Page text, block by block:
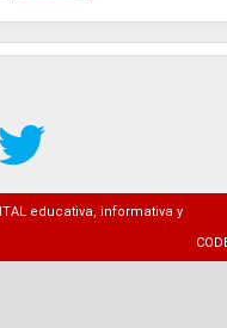
educativa, informativa y